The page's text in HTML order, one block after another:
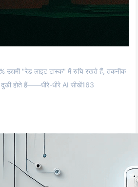
उद्यमी "रेड लाइट टास्क" में रुचि रखते हैं, तकनीक
दुखी होते हैं——धीरे-धीरे AI सीखें163